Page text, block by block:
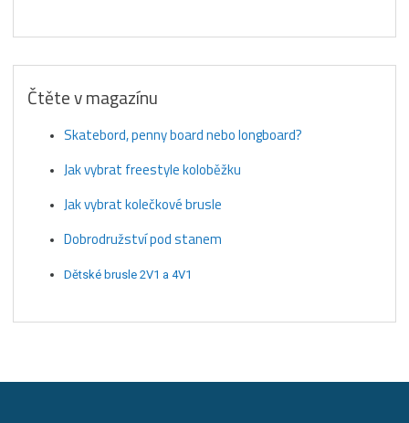
Čtěte v magazínu
Skatebord, penny board nebo longboard?
Jak vybrat freestyle koloběžku
Jak vybrat kolečkové brusle
Dobrodružství pod stanem
Dětské brusle 2V1 a 4V1